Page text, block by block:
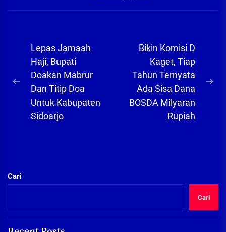
Navigasi
pos
Previous
post:
Lepas Jamaah
Haji, Bupati
Doakan Mabrur
Dan Titip Doa
Untuk Kabupaten
Sidoarjo
Bikin Komisi D
Kaget, Tiap
Tahun Ternyata
Ada Sisa Dana
BOSDA Milyaran
Rupiah
Cari
Cari